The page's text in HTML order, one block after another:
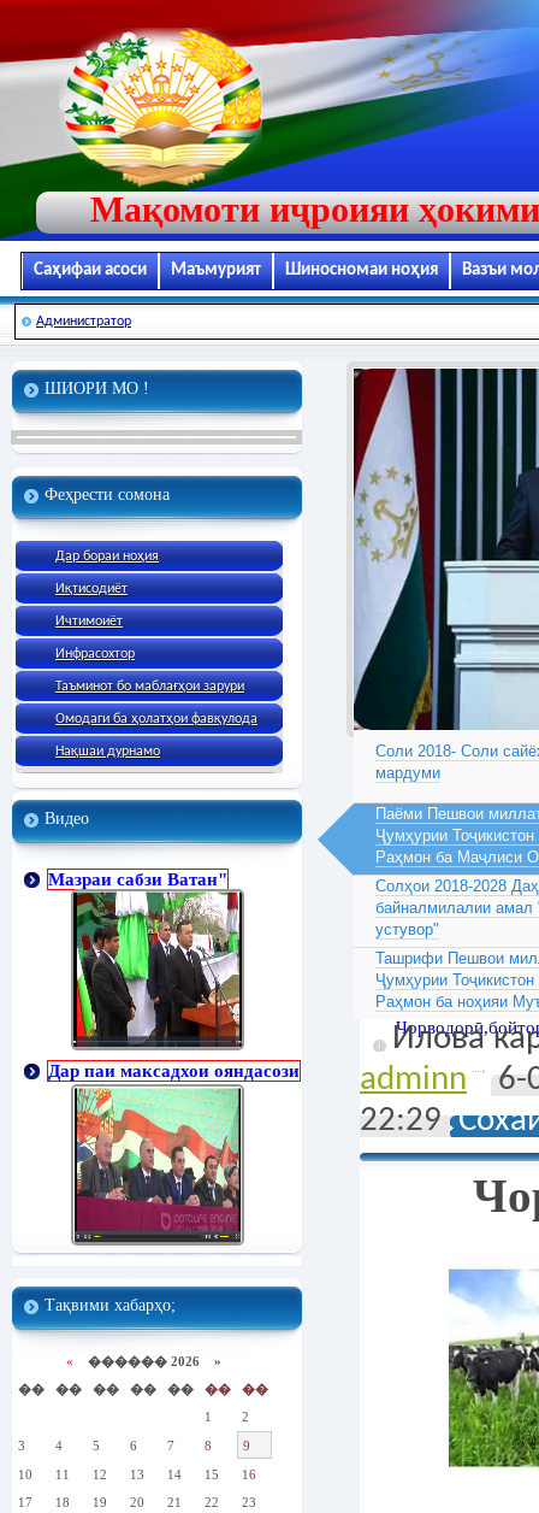
Мақомоти иҷроияи
Саҳифаи асоси Маъмурият Шиносномаи ноҳия Вазъи
Администратор
ШИОРИ МО !
Феҳрести сомона
Дар бораи ноҳия
Иқтисодиёт
Ичтимоиёт
Инфрасохтор
Таъминот бо маблағҳои зарури
Омодаги ба ҳолатҳои фавқулода
Нақшаи дурнамо
Видео
Мазраи сабзи Ватан"
Дар паи максадхои ояндасози
Тақвими хабарҳо;
« ������ 2026 »
��
�� �� �� �� ��
��
1
2
3
4 5 6 7 8
9
10
11 12 13 14 15
16
17
18 19 20 21 22
23
Соли 2018- Соли
мардуми
Паёми Пешвои
Ҷумҳурии
Раҳмон ба Маҷлиси
Солҳои 2018-2028
байналмилалии
устувор"
Ташрифи Пешвои
Ҷумҳурии
Раҳмон ба ноҳияи
Илова
adminn
6-
22:29